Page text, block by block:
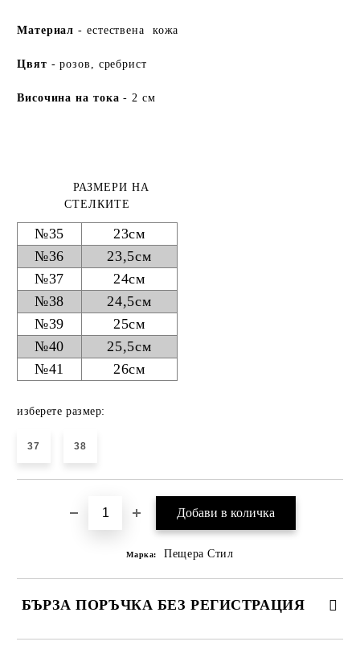
Материал- естествена кожа
Цвят - розов, сребрист
Височина на тока - 2 см
РАЗМЕРИ НА
СТЕЛКИТЕ
№35
23см
№36
23,5см
№37
24см
№38
24,5см
№39
25см
№40
25,5см
№41
26см
изберете размер:
37 38
Марка: Пещера Стил
БЪРЗА ПОРЪЧКА БЕЗ РЕГИСТРАЦИЯ